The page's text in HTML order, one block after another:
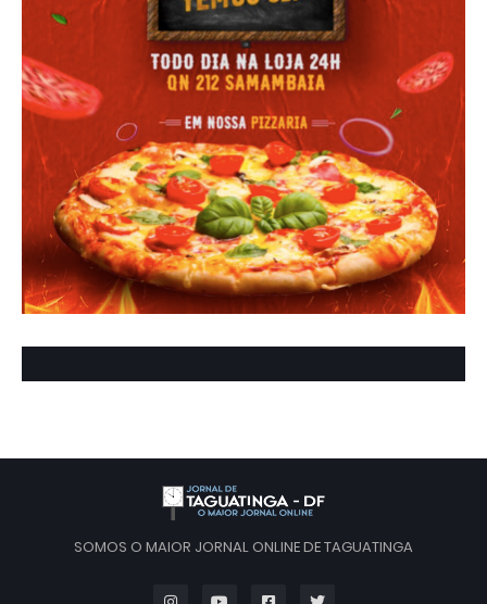
SOMOS O MAIOR JORNAL ONLINE DE TAGUATINGA